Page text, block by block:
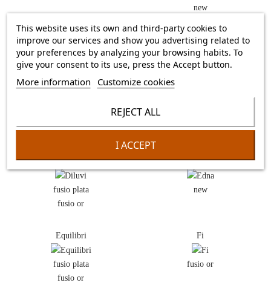
new
Arusa
fusio or
Circunval·lació
fusio or
pigments fusio or
Diluvi
fusio plata
fusio or
Edna
new
Equilibri
fusio plata
fusio or
Fi
fusio or
This website uses its own and third-party cookies to
improve our services and show you advertising related to
your preferences by analyzing your browsing habits. To
give your consent to its use, press the Accept button.
More information Customize cookies
REJECT ALL
I ACCEPT